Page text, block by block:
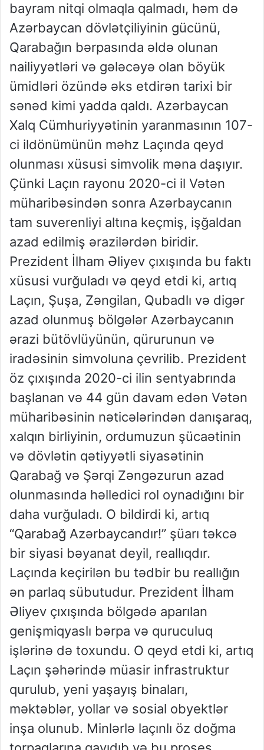
bayram nitqi olmaqla qalmadı, həm də
Azərbaycan dövlətçiliyinin gücünü,
Qarabağın bərpasında əldə olunan
nailiyyətləri və gələcəyə olan böyük
ümidləri özündə əks etdirən tarixi bir
sənəd kimi yadda qaldı. Azərbaycan
Xalq Cümhuriyyətinin yaranmasının 107-
ci ildönümünün məhz Laçında qeyd
olunması xüsusi simvolik məna daşıyır.
Çünki Laçın rayonu 2020-ci il Vətən
müharibəsindən sonra Azərbaycanın
tam suverenliyi altına keçmiş, işğaldan
azad edilmiş ərazilərdən biridir.
Prezident İlham Əliyev çıxışında bu faktı
xüsusi vurğuladı və qeyd etdi ki, artıq
Laçın, Şuşa, Zəngilan, Qubadlı və digər
azad olunmuş bölgələr Azərbaycanın
ərazi bütövlüyünün, qürurunun və
iradəsinin simvoluna çevrilib. Prezident
öz çıxışında 2020-ci ilin sentyabrında
başlanan və 44 gün davam edən Vətən
müharibəsinin nəticələrindən danışaraq,
xalqın birliyinin, ordumuzun şücaətinin
və dövlətin qətiyyətli siyasətinin
Qarabağ və Şərqi Zəngəzurun azad
olunmasında həlledici rol oynadığını bir
daha vurğuladı. O bildirdi ki, artıq
“Qarabağ Azərbaycandır!” şüarı təkcə
bir siyasi bəyanat deyil, reallıqdır.
Laçında keçirilən bu tədbir bu reallığın
ən parlaq sübutudur. Prezident İlham
Əliyev çıxışında bölgədə aparılan
genişmiqyaslı bərpa və quruculuq
işlərinə də toxundu. O qeyd etdi ki, artıq
Laçın şəhərində müasir infrastruktur
qurulub, yeni yaşayış binaları,
məktəblər, yollar və sosial obyektlər
inşa olunub. Minlərlə laçınlı öz doğma